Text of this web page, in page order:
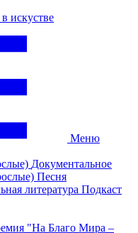
искустве
Меню
Документальное
Песня
литература Подкаст
"На Благо Мира –